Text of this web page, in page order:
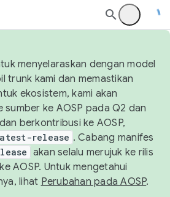
menyelaraskan dengan model
trunk kami dan memastikan
ekosistem, kami akan
sumber ke AOSP pada Q2 dan
berkontribusi ke AOSP,
release . Cabang manifes
akan selalu merujuk ke rilis
AOSP. Untuk mengetahui
lihat Perubahan pada AOSP.